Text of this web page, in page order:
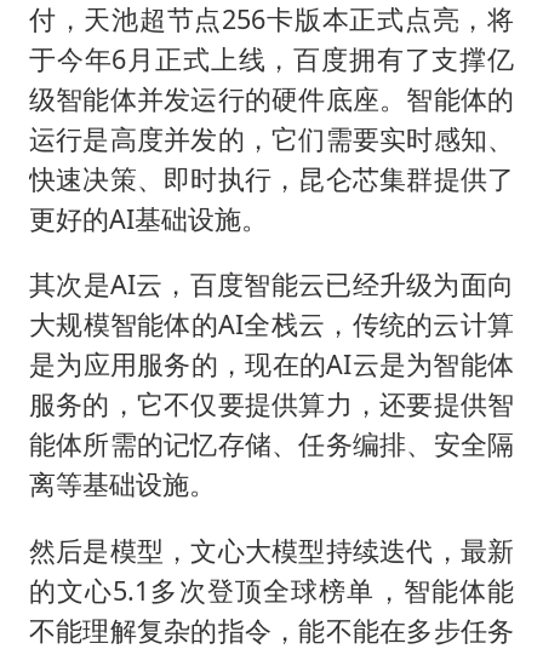
付，天池超节点256卡版本正式点亮，将
于今年6月正式上线，百度拥有了支撑亿
级智能体并发运行的硬件底座。智能体的
运行是高度并发的，它们需要实时感知、
快速决策、即时执行，昆仑芯集群提供了
更好的AI基础设施。
其次是AI云，百度智能云已经升级为面向
大规模智能体的AI全栈云，传统的云计算
是为应用服务的，现在的AI云是为智能体
服务的，它不仅要提供算力，还要提供智
能体所需的记忆存储、任务编排、安全隔
离等基础设施。
然后是模型，文心大模型持续迭代，最新
的文心5.1多次登顶全球榜单，智能体能
不能理解复杂的指令，能不能在多步任务